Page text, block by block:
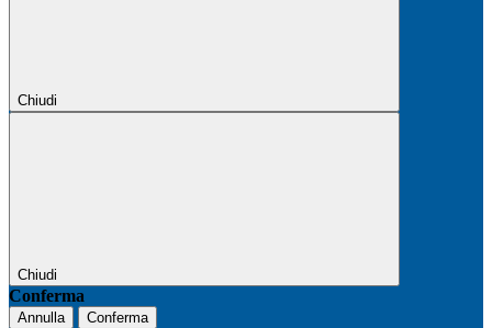
Chiudi
Chiudi
Conferma
Annulla Conferma